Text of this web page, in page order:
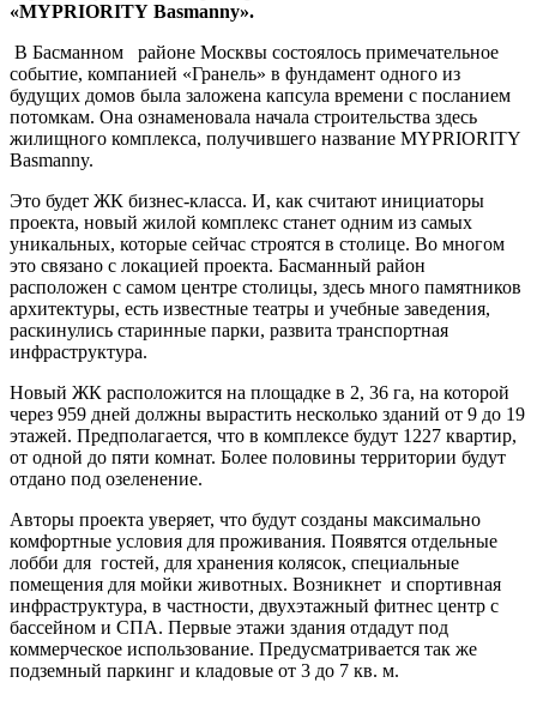
«MYPRIORITY Basmanny».
В Басманном районе Москвы состоялось примечательное
событие, компанией «Гранель» в фундамент одного из
будущих домов была заложена капсула времени с посланием
потомкам. Она ознаменовала начала строительства здесь
жилищного комплекса, получившего название MYPRIORITY
Basmanny.
Это будет ЖК бизнес-класса. И, как считают инициаторы
проекта, новый жилой комплекс станет одним из самых
уникальных, которые сейчас строятся в столице. Во многом
это связано с локацией проекта. Басманный район
расположен с самом центре столицы, здесь много памятников
архитектуры, есть известные театры и учебные заведения,
раскинулись старинные парки, развита транспортная
инфраструктура.
Новый ЖК расположится на площадке в 2, 36 га, на которой
через 959 дней должны вырастить несколько зданий от 9 до 19
этажей. Предполагается, что в комплексе будут 1227 квартир,
от одной до пяти комнат. Более половины территории будут
отдано под озеленение.
Авторы проекта уверяет, что будут созданы максимально
комфортные условия для проживания. Появятся отдельные
лобби для гостей, для хранения колясок, специальные
помещения для мойки животных. Возникнет и спортивная
инфраструктура, в частности, двухэтажный фитнес центр с
бассейном и СПА. Первые этажи здания отдадут под
коммерческое использование. Предусматривается так же
подземный паркинг и кладовые от 3 до 7 кв. м.